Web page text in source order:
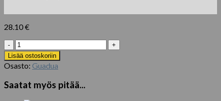
28.10€
Guadua
bambupatukka
Ø
5-
x
Lisää ostoskoriin
Osasto: Guadua
Saatat myös pitää...